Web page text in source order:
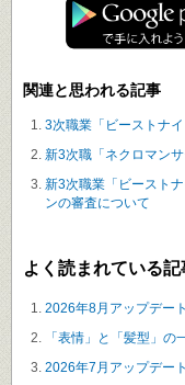
関連と思われる記事
3次職業「ビーストナ
新3次職「ネクロマン
新3次職業「ビースト
ンの審査について
よく読まれている記
2026年8月アップデー
「表情」と「髪型」
2026年7月アップデー